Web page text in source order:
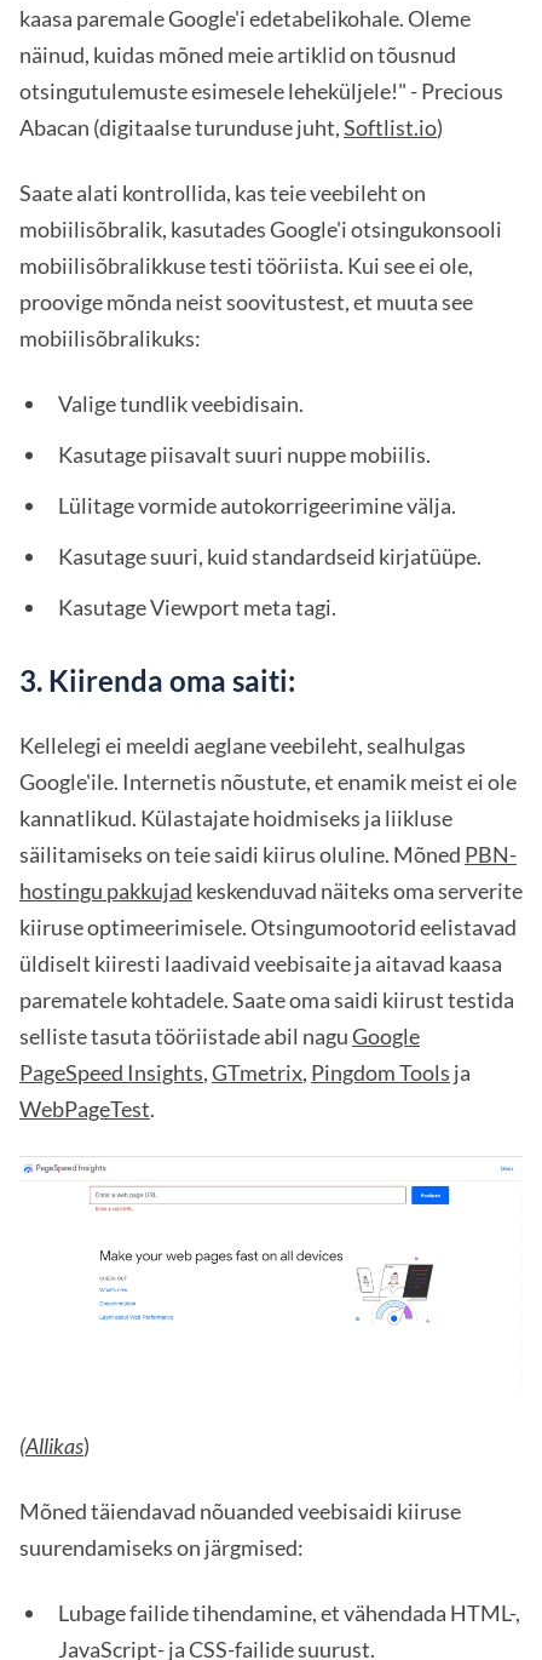
kaasa paremale Google'i edetabelikohale. Oleme
näinud, kuidas mõned meie artiklid on tõusnud
otsingutulemuste esimesele leheküljele!" - Precious
Abacan (digitaalse turunduse juht,Softlist.io)
Saate alati kontrollida, kas teie veebileht on
mobiilisõbralik, kasutades Google'i otsingukonsooli
mobiilisõbralikkuse testi tööriista. Kui see ei ole,
proovige mõnda neist soovitustest, et muuta see
mobiilisõbralikuks:
Valige tundlik veebidisain.
Kasutage piisavalt suuri nuppe mobiilis.
Lülitage vormide autokorrigeerimine välja.
Kasutage suuri, kuid standardseid kirjatüüpe.
Kasutage Viewport meta tagi.
3. Kiirenda oma saiti:
Kellelegi ei meeldi aeglane veebileht, sealhulgas
Google'ile. Internetis nõustute, et enamik meist ei ole
kannatlikud. Külastajate hoidmiseks ja liikluse
säilitamiseks on teie saidi kiirus oluline. Mõned PBN-
hostingu pakkujad keskenduvad näiteks oma serverite
kiiruse optimeerimisele. Otsingumootorid eelistavad
üldiselt kiiresti laadivaid veebisaite ja aitavad kaasa
parematele kohtadele. Saate oma saidi kiirust testida
selliste tasuta tööriistade abil naguGoogle
PageSpeed Insights,GTmetrix, Pingdom Tools ja
WebPageTest.
(Allikas)
Mõned täiendavad nõuanded veebisaidi kiiruse
suurendamiseks on järgmised:
Lubage failide tihendamine, et vähendada HTML-,
JavaScript- ja CSS-failide suurust.